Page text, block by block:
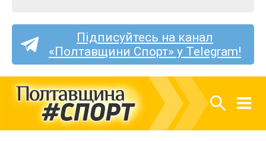
Підписуйтесь на канал
«Полтавщини Спорт» у Telegram!